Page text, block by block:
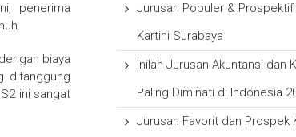
penerima
biaya
ditanggung
ini sangat
Jurusan Populer &
Kartini Surabaya
Inilah Jurusan Akuntansi dan
Paling Diminati di Indonesia
Jurusan Favorit dan Prospek